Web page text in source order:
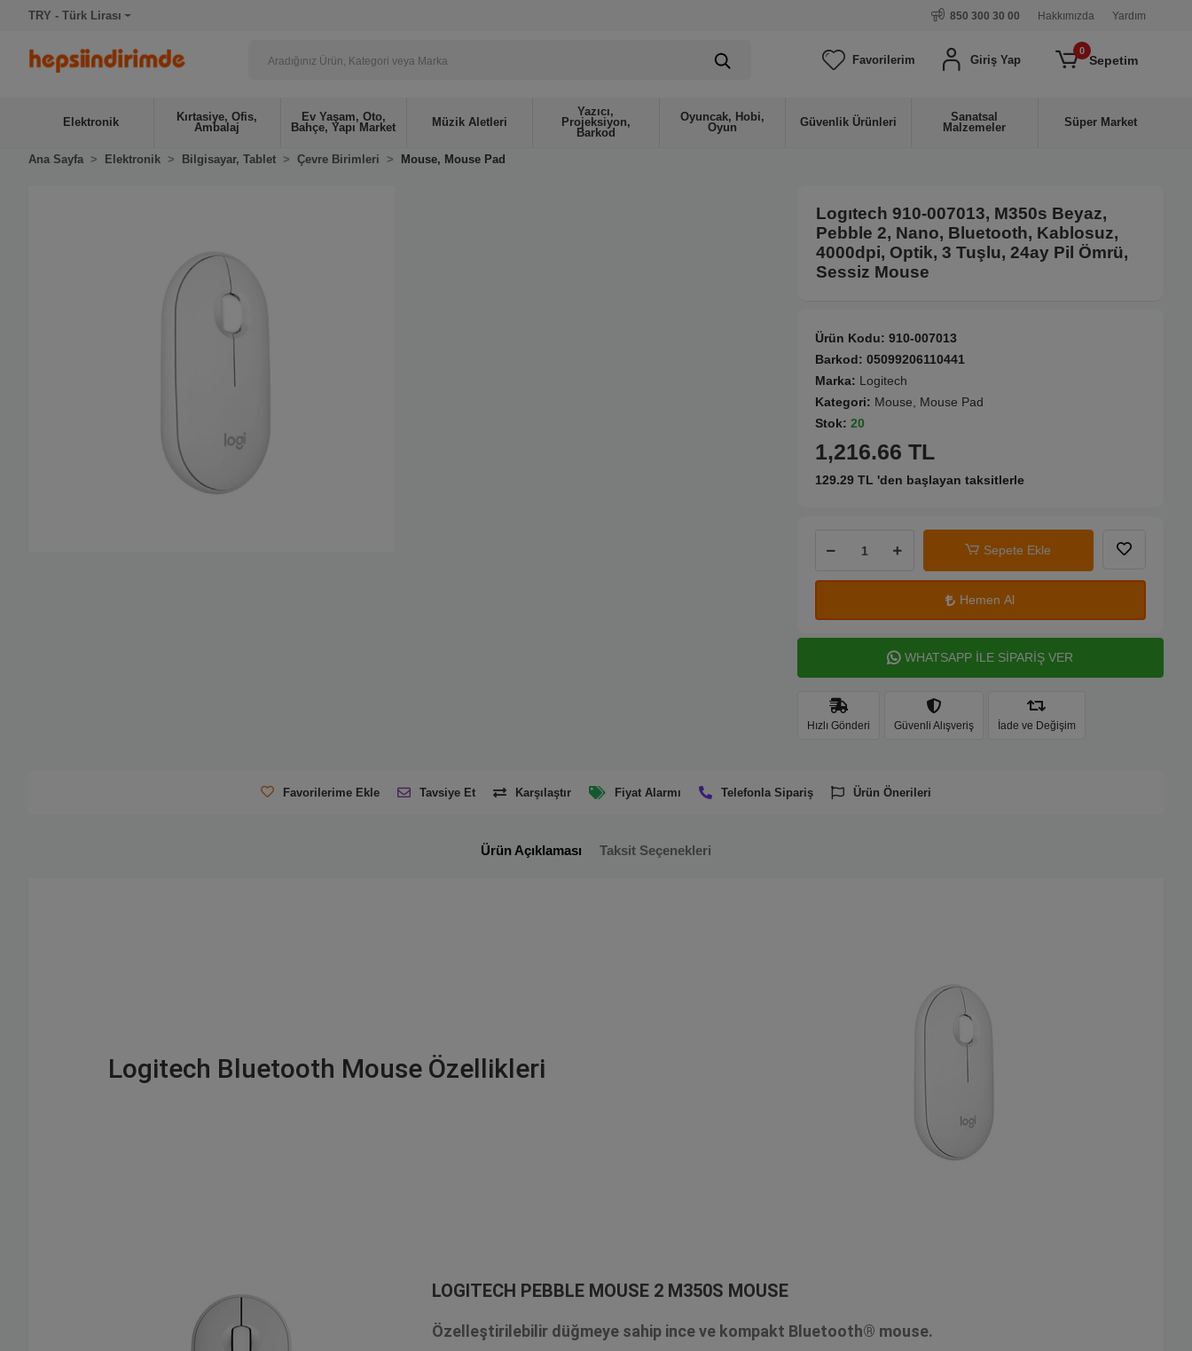
TRY - Türk Lirası 850 300 30 00 Hakkımızda Yardım
Favorilerim Giriş Yap
0
Sepetim
Elektronik
Kırtasiye, Ofis,
Ambalaj
Ev Yaşam, Oto,
Bahçe, Yapı Market
Müzik Aletleri
Yazıcı,
Projeksiyon,
Barkod
Oyuncak, Hobi,
Oyun
Güvenlik Ürünleri
Sanatsal
Malzemeler
Süper Market
Ana Sayfa Elektronik Bilgisayar, Tablet Çevre Birimleri Mouse, Mouse Pad
Logıtech 910-007013, M350s Beyaz,
Pebble 2, Nano, Bluetooth, Kablosuz,
4000dpi, Optik, 3 Tuşlu, 24ay Pil Ömrü,
Sessiz Mouse
Ürün Kodu: 910-007013
Barkod: 05099206110441
Marka: Logitech
Kategori: Mouse, Mouse Pad
Stok: 20
1,216.66 TL
129.29 TL 'den başlayan taksitlerle
Sepete Ekle
Hemen Al
WHATSAPP İLE SİPARİŞ VER
Hızlı Gönderi Güvenli Alışveriş İade ve Değişim
Favorilerime Ekle Tavsiye Et Karşılaştır Fiyat Alarmı Telefonla Sipariş Ürün Önerileri
Ürün Açıklaması Taksit Seçenekleri
Logitech Bluetooth Mouse Özellikleri
LOGITECH PEBBLE MOUSE 2 M350S MOUSE
Özelleştirilebilir düğmeye sahip ince ve kompakt Bluetooth® mouse.